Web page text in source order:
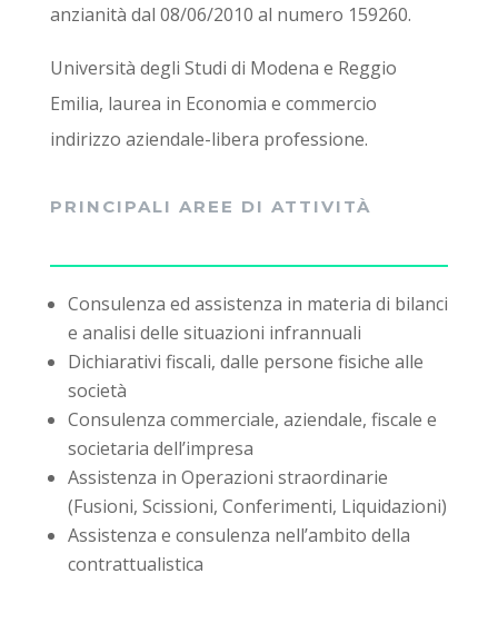
anzianità dal 08/06/2010 al numero 159260.
Università degli Studi di Modena e Reggio
Emilia, laurea in Economia e commercio
indirizzo aziendale-libera professione.
PRINCIPALI AREE DI ATTIVITÀ
Consulenza ed assistenza in materia di bilanci
e analisi delle situazioni infrannuali
Dichiarativi fiscali, dalle persone fisiche alle
società
Consulenza commerciale, aziendale, fiscale e
societaria dell’impresa
Assistenza in Operazioni straordinarie
(Fusioni, Scissioni, Conferimenti, Liquidazioni)
Assistenza e consulenza nell’ambito della
contrattualistica